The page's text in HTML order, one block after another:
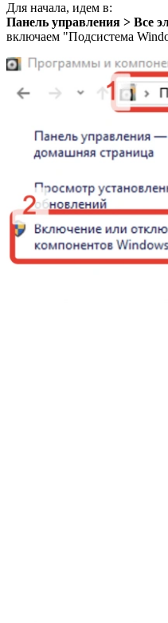
Для начала, идем в:
Панель управления > Все
включаем "Подсистема